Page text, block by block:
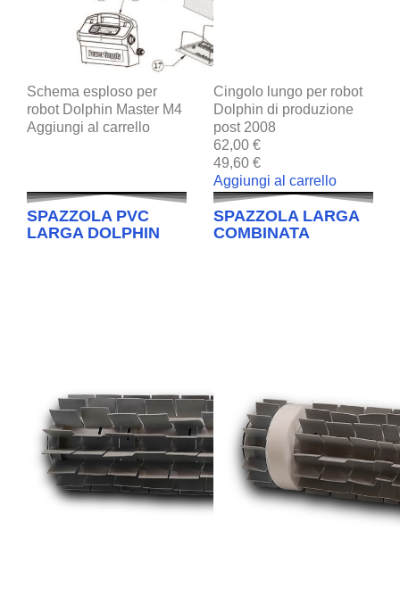
Schema esploso per
robot Dolphin Master M4
Aggiungi al carrello
Cingolo lungo per robot
Dolphin di produzione
post 2008
62,00 €
49,60 €
Aggiungi al carrello
SPAZZOLA PVC
LARGA DOLPHIN
SPAZZOLA LARGA
COMBINATA